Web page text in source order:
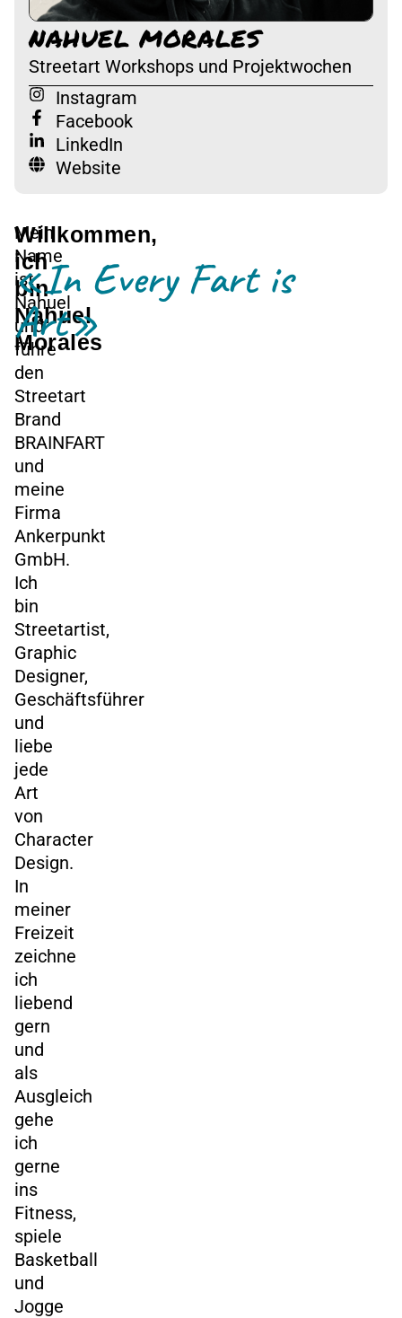
Willkommen,
ich
bin
Nahuel
Morales
Mein
Name
ist
Nahuel
und
führe
den
Streetart
Brand
BRAINFART
und
meine
Firma
Ankerpunkt
GmbH.
Ich
bin
Streetartist,
Graphic
Designer,
Geschäftsführer
und
liebe
jede
Art
von
Character
Design.
In
meiner
Freizeit
zeichne
ich
liebend
gern
und
als
Ausgleich
gehe
ich
gerne
ins
Fitness,
spiele
Basketball
und
Jogge
«In Every Fart is
Art»
NAHUEL MORALES
Streetart Workshops und Projektwochen
Instagram
Facebook
LinkedIn
Website